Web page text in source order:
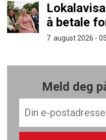
å betale
7. august 2026 -
Meld deg